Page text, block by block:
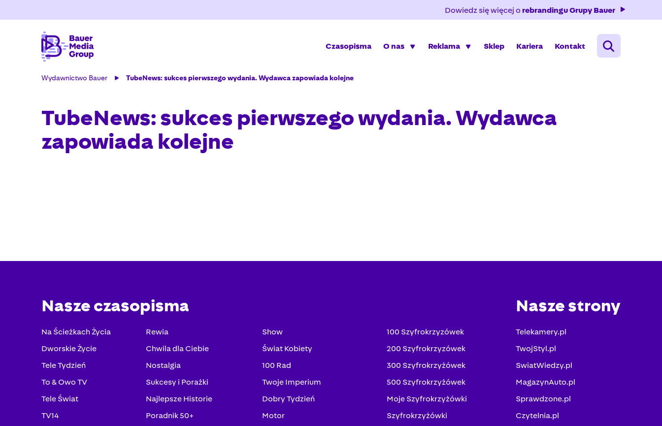
Dowiedz się więcej o rebrandingu Grupy Bauer
Czasopisma O nas Reklama Sklep Kariera Kontakt
Wydawnictwo Bauer TubeNews: sukces pierwszego wydania. Wydawca zapowiada kolejne
TubeNews: sukces pierwszego wydania. Wydawca
zapowiada kolejne
Nasze czasopisma
Na Ścieżkach Życia
Dworskie Życie
Tele Tydzień
To & Owo TV
Tele Świat
TV14
Rewia
Chwila dla Ciebie
Nostalgia
Sukcesy i Porażki
Najlepsze Historie
Poradnik 50+
Show
Świat Kobiety
100 Rad
Twoje Imperium
Dobry Tydzień
Motor
100 Szyfrokrzyzówek
200 Szyfrokrzyzówek
300 Szyfrokrzyżówek
500 Szyfrokrzyżówek
Moje Szyfrokrzyżówki
Szyfrokrzyżówki
Nasze strony
Telekamery.pl
TwojStyl.pl
SwiatWiedzy.pl
MagazynAuto.pl
Sprawdzone.pl
Czytelnia.pl